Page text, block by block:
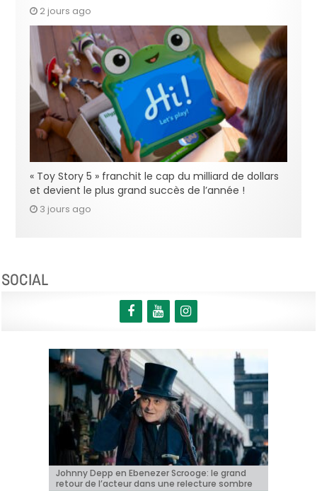
2 jours ago
« Toy Story 5 » franchit le cap du milliard de dollars
et devient le plus grand succès de l’année !
3 jours ago
SOCIAL
Johnny Depp en Ebenezer Scrooge: le grand
retour de l’acteur dans une relecture sombre
BRIFF 2026: la Compétition belge!
« Coyote vs. Acme », le film maudit de
Hollywood a enfin une date de sortie !
Capsule #147: « Notre Salut » d’Emmanuel
Marre
« Toy Story 5 » franchit le cap du milliard de
dollars et devient le plus grand succès de